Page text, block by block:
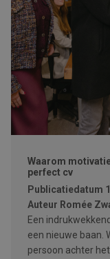
Waarom
perfect cv
Publicatiedatum
Auteur Romée
Een
een nieuwe baan.
persoon achter